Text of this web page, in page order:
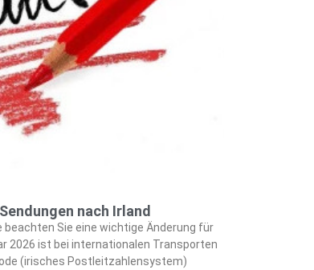
nach Irland
beachten Sie eine wichtige Änderung für
2026 ist bei internationalen Transporten
(irisches Postleitzahlensystem)